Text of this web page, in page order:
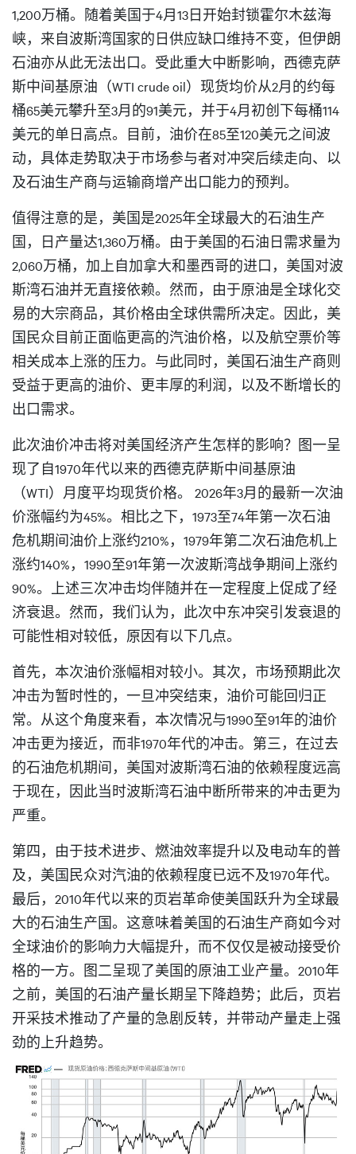
1,200万桶。随着美国于4月13日开始封锁霍尔木兹海
峡，来自波斯湾国家的日供应缺口维持不变，但伊朗
石油亦从此无法出口。受此重大中断影响，西德克萨
斯中间基原油（WTI crude oil）现货均价从2月的约每
桶65美元攀升至3月的91美元，并于4月初创下每桶114
美元的单日高点。目前，油价在85至120美元之间波
动，具体走势取决于市场参与者对冲突后续走向、以
及石油生产商与运输商增产出口能力的预判。
值得注意的是，美国是2025年全球最大的石油生产
国，日产量达1,360万桶。由于美国的石油日需求量为
2,060万桶，加上自加拿大和墨西哥的进口，美国对波
斯湾石油并无直接依赖。然而，由于原油是全球化交
易的大宗商品，其价格由全球供需所决定。因此，美
国民众目前正面临更高的汽油价格，以及航空票价等
相关成本上涨的压力。与此同时，美国石油生产商则
受益于更高的油价、更丰厚的利润，以及不断增长的
出口需求。
此次油价冲击将对美国经济产生怎样的影响？图一呈
现了自1970年代以来的西德克萨斯中间基原油
（WTI）月度平均现货价格。 2026年3月的最新一次油
价涨幅约为45%。相比之下，1973至74年第一次石油
危机期间油价上涨约210%，1979年第二次石油危机上
涨约140%，1990至91年第一次波斯湾战争期间上涨约
90%。上述三次冲击均伴随并在一定程度上促成了经
济衰退。然而，我们认为，此次中东冲突引发衰退的
可能性相对较低，原因有以下几点。
首先，本次油价涨幅相对较小。其次，市场预期此次
冲击为暂时性的，一旦冲突结束，油价可能回归正
常。从这个角度来看，本次情况与1990至91年的油价
冲击更为接近，而非1970年代的冲击。第三，在过去
的石油危机期间，美国对波斯湾石油的依赖程度远高
于现在，因此当时波斯湾石油中断所带来的冲击更为
严重。
第四，由于技术进步、燃油效率提升以及电动车的普
及，美国民众对汽油的依赖程度已远不及1970年代。
最后，2010年代以来的页岩革命使美国跃升为全球最
大的石油生产国。这意味着美国的石油生产商如今对
全球油价的影响力大幅提升，而不仅仅是被动接受价
格的一方。图二呈现了美国的原油工业产量。2010年
之前，美国的石油产量长期呈下降趋势；此后，页岩
开采技术推动了产量的急剧反转，并带动产量走上强
劲的上升趋势。